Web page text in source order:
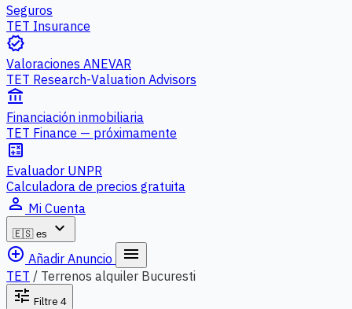
Seguros
TET Insurance
verified
Valoraciones ANEVAR
TET Research-Valuation Advisors
account_balance
Financiación inmobiliaria
TET Finance — próximamente
calculate
Evaluador UNPR
Calculadora de precios gratuita
person_outline Mi Cuenta
🇪🇸 es
expand_more
add_circle_outline Añadir Anuncio menu
TET / Terrenos alquiler Bucuresti
tune Filtre 4